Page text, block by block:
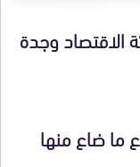
الاقتصاد وجدة
ما ضاع منها